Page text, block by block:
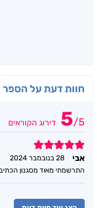
חוות דעת על הספר
5/5 דירוג הקוראים
5
אבי
28 בנובמבר 2024
התרשמתי מאוד מסגנון